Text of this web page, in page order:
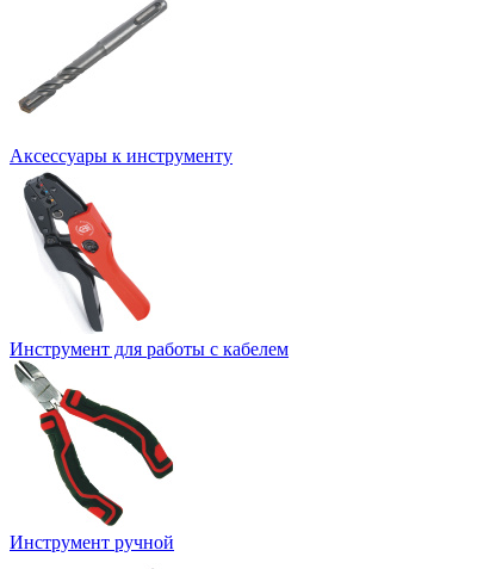
Аксессуары к инструменту
Инструмент для работы с кабелем
Инструмент ручной